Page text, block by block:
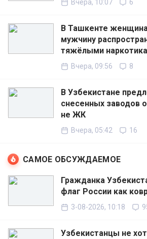
Вчера, 10:07 6
В Ташкенте
мужчину
тяжёлыми
Вчера, 09:56 8
В Узбекистане
снесенных заводов
не ЖК
Вчера, 05:42 16
САМОЕ ОБСУЖДАЕМОЕ
Гражданка
флаг России как
3-08-2026, 10:18
Узбекистанцы не